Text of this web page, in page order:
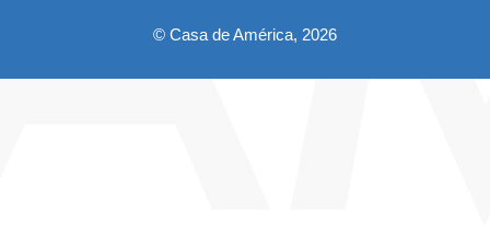
© Casa de América, 2026